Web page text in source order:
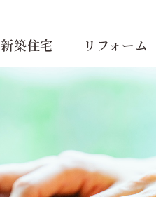
新築住宅 リフォーム